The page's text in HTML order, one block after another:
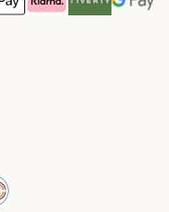
Method
Method
Method
Pay Payment Method
Klarna Payment Method
Riverty Payment
Google
Security